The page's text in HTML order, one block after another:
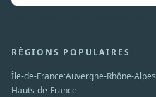
RÉGIONS POPULAIRES
Île-de-France·Auvergne-Rhône-Alpes
Hauts-de-France